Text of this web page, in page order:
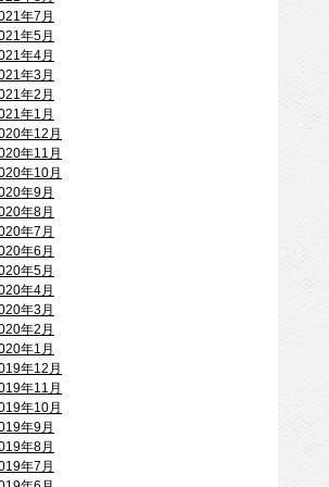
年7月
年5月
年4月
年3月
年2月
年1月
年12月
年11月
年10月
年9月
年8月
年7月
年6月
年5月
年4月
年3月
年2月
年1月
年12月
年11月
年10月
年9月
年8月
年7月